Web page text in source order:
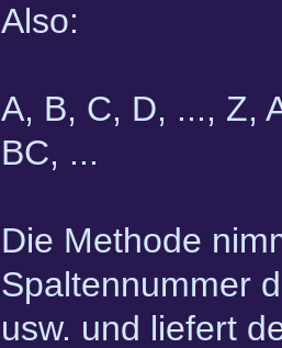
Also:
A, B, C, D, ..., Z,
BC, ...
Die Methode
Spaltennummer
usw. und liefert